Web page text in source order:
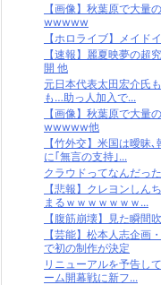
【画像】秋葉原で大
wwwww
【ホロライブ】メイド
【速報】麗夏映夢の超
開 他
元日本代表太田宏介氏
も…助っ人加入で...
【画像】秋葉原で大
wwwww他
【竹外交】米国は曖昧
に｢無言の支持｣...
クラウドってなんだっ
【悲報】クレヨンしん
まるｗｗｗｗｗｗｗ...
【腹筋崩壊】見た瞬間
【芸能】松本人志企画
で初の制作が決定
リニューアルを予告し
ーム開幕戦に新フ...